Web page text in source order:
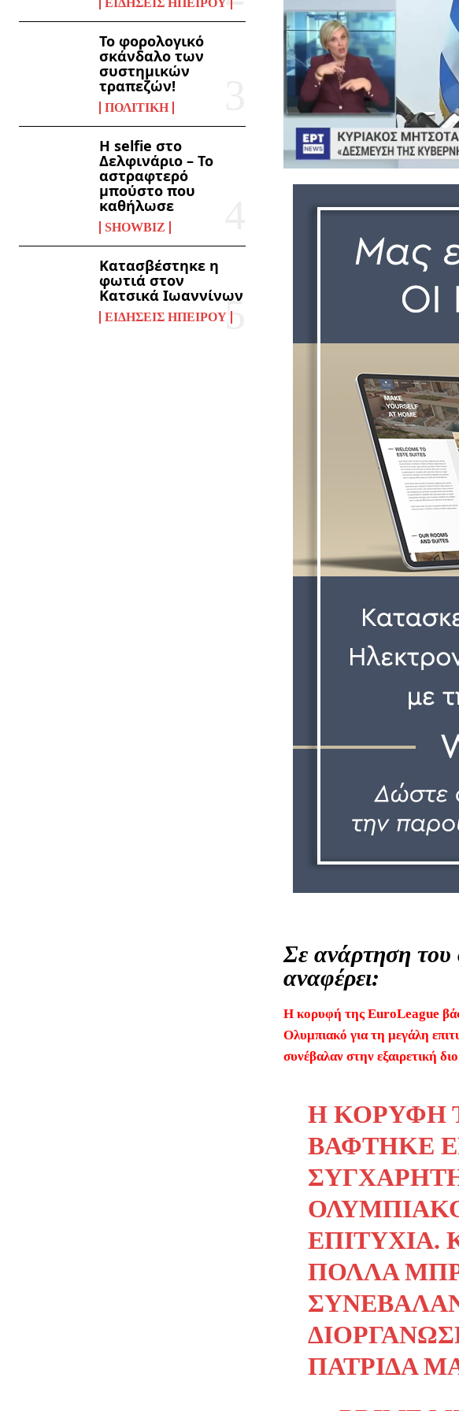
Το φορολογικό
σκάνδαλο των
συστημικών
τραπεζών!
ΠΟΛΙΤΙΚΉ
Η selfie στο
Δελφινάριο – Το
αστραφτερό
μπούστο που
καθήλωσε
SHOWBIZ
Κατασβέστηκε η
φωτιά στον
Κατσικά Ιωαννίνων
ΕΙΔΉΣΕΙΣ ΗΠΕΊΡΟΥ
Σε ανάρτηση
αναφέρει:
Η κορυφή της EuroLeague
Ολυμπιακό για τη μεγάλη
συνέβαλαν στην εξαιρετική
Η ΚΟΡΥΦΉ
ΒΆΦΤΗΚΕ
ΕΠΙΤΥΧΊΑ.
ΠΟΛΛΆ
ΠΑΤΡΊΔΑ